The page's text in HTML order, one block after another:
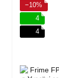
−10%
4
4